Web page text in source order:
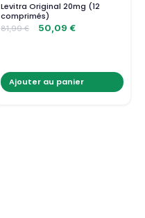
Levitra Original 20mg (12
comprimés)
81,99€ 50,09 €
Ajouter au panier